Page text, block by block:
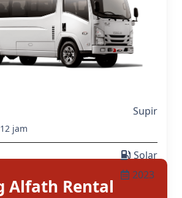
Supir
jam
Solar
2023
Alfath Rental